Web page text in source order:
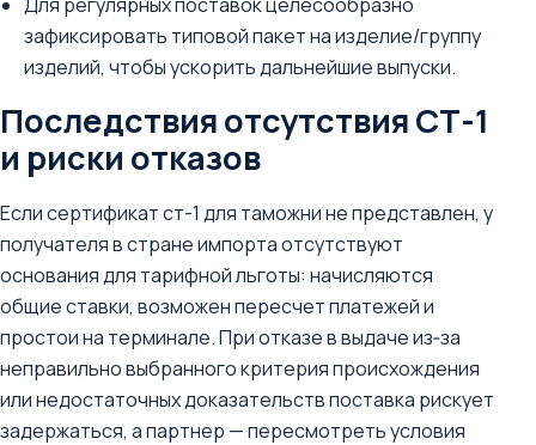
зафиксировать типовой пакет на изделие/группу
изделий, чтобы ускорить дальнейшие выпуски.
Последствия отсутствия СТ-1
и риски отказов
Если сертификат ст-1 для таможни не представлен, у
получателя в стране импорта отсутствуют
основания для тарифной льготы: начисляются
общие ставки, возможен пересчет платежей и
простои на терминале. При отказе в выдаче из‑за
неправильно выбранного критерия происхождения
или недостаточных доказательств поставка рискует
задержаться, а партнер — пересмотреть условия